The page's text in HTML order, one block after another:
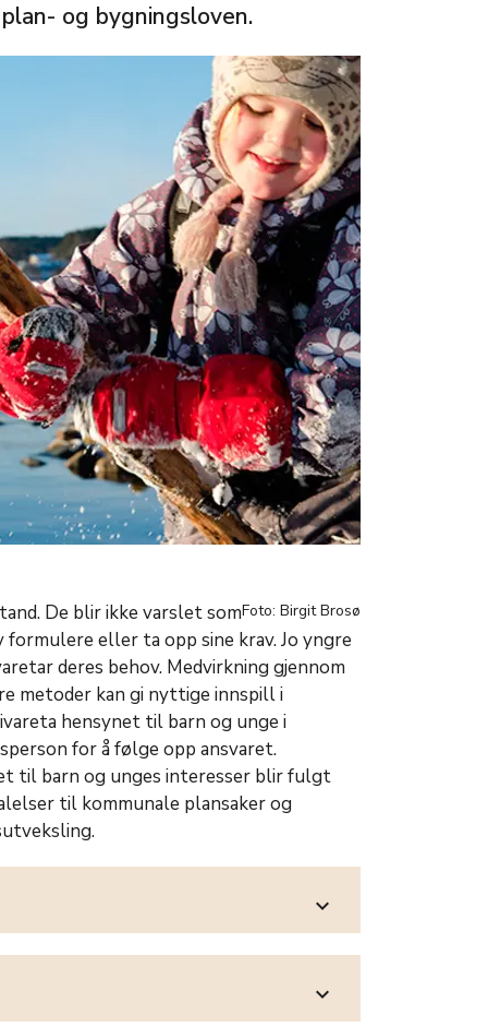
og bygningsloven.
Foto: Birgit Brosø
De blir ikke varslet som
eller ta opp sine krav. Jo yngre
deres behov. Medvirkning gjennom
metoder kan gi nyttige innspill i
hensynet til barn og unge i
for å følge opp ansvaret.
til barn og unges interesser blir fulgt
til kommunale plansaker og
expand_more
expand_more